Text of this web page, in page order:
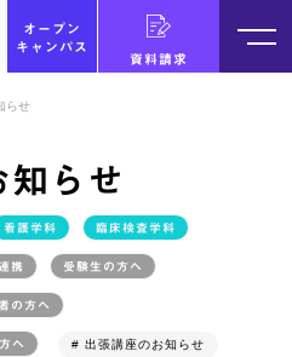
オープン
キャンパス
資料請求
らせ
知らせ
看護学科 臨床検査学科
携 受験生の方へ
の方へ
へ # 出張講座のお知らせ